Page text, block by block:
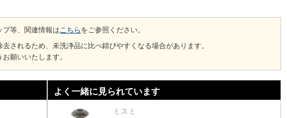
プ等、関連情報はこちら をご参照ください。
されるため、未洗浄品に比べ錆びやすくなる場合があります。
願いいたします。
よく一緒に見られています
ミスミ